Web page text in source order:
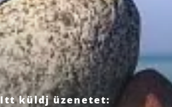
Itt küldj üzenetet: